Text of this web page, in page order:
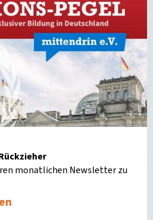
monatlichen Newsletter zu